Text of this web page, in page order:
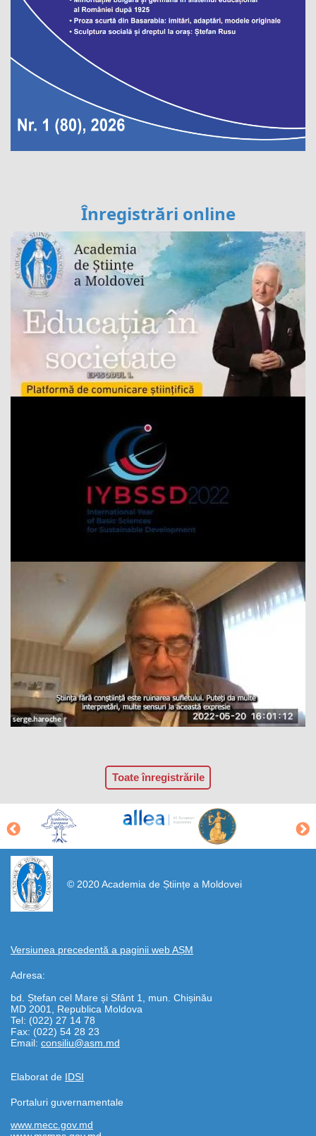
Înregistrări online
Toate înregistrările
© 2020 Academia de Științe a Moldovei
Versiunea precedentă a paginii web AȘM
Adresa:
bd. Ștefan cel Mare și Sfânt 1, mun. Chișinău
MD 2001, Republica Moldova
Tel: (022) 27 14 78
Fax: (022) 54 28 23
Email: consiliu@asm.md
Elaborat de IDSI
https://propletenie.ru/
Portaluri guvernamentale
www.mecc.gov.md